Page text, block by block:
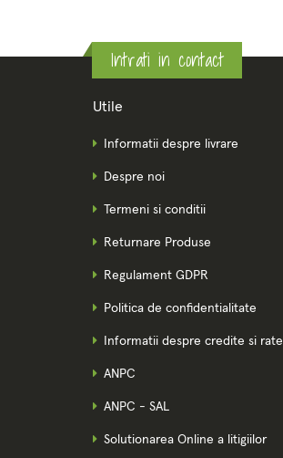
Intrati in contact
Utile
Informatii despre livrare
Despre noi
Termeni si conditii
Returnare Produse
Regulament GDPR
Politica de confidentialitate
Informatii despre credite si rate
ANPC
ANPC - SAL
Solutionarea Online a litigiilor